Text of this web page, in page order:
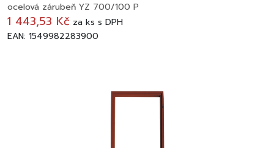
ocelová zárubeň YZ 700/100 P
1 443,53 Kč za ks s DPH
EAN: 1549982283900